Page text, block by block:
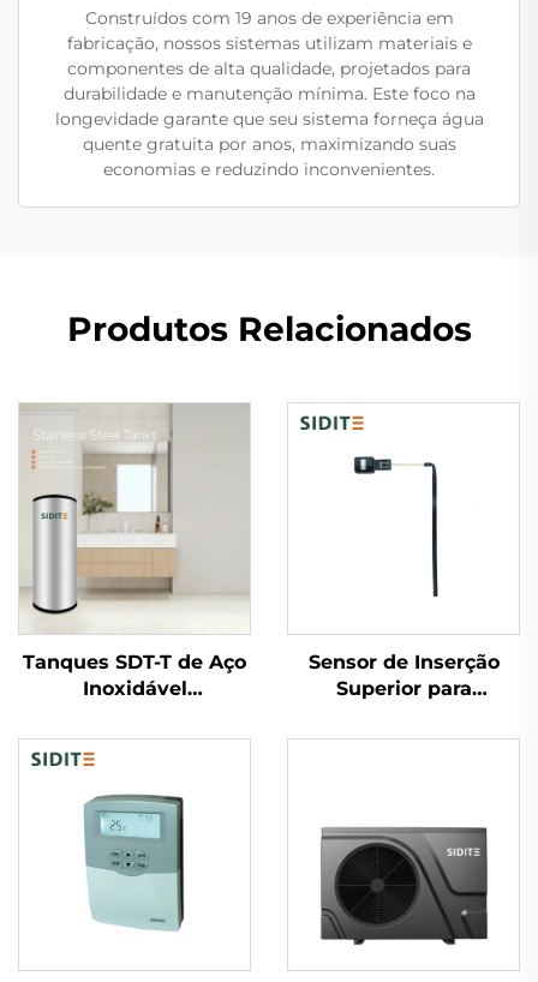
Construídos com 19 anos de experiência em
fabricação, nossos sistemas utilizam materiais e
componentes de alta qualidade, projetados para
durabilidade e manutenção mínima. Este foco na
longevidade garante que seu sistema forneça água
quente gratuita por anos, maximizando suas
economias e reduzindo inconvenientes.
Produtos Relacionados
Tanques SDT-T de Aço
Inoxidável
Tanques de
Armazenamento de
Água Quente para
Bomba de Calor,
Coletor Solar
Residencial e
Comercial
Sensor de Inserção
Superior para
Pressurizados
Compatível com
Aquecedores Solares
de Água 1/2''